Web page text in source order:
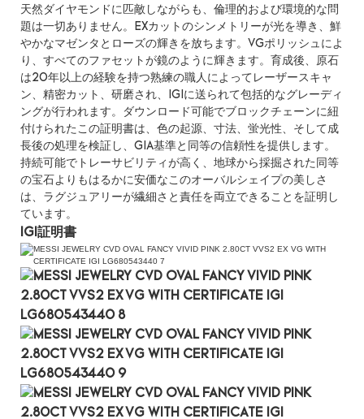
天然ダイヤモンドに匹敵しながらも、倫理的および環境的な問
題は一切ありません。EXカットのシンメトリーが光を導き、鮮
やかなマゼンタとローズの輝きを放ちます。VGポリッシュによ
り、すべてのファセットが鏡のように輝きます。育成後、原石
は20年以上の経験を持つ熟練の職人によってレーザースキャ
ン、精密カット、研磨され、IGIに送られて包括的なグレーディ
ングが行われます。ダウンロード可能でブロックチェーンに紐
付けられたこの証明書は、色の起源、寸法、蛍光性、そして成
長後の処理を検証し、GIA基準と同等の信頼性を提供します。
持続可能でトレーサビリティが高く、地球から採掘された同等
の宝石よりもはるかに安価なこのオーバルシェイプの美しさ
は、ラグジュアリーが繊細さと責任を両立できることを証明し
ています。
IGI証明書